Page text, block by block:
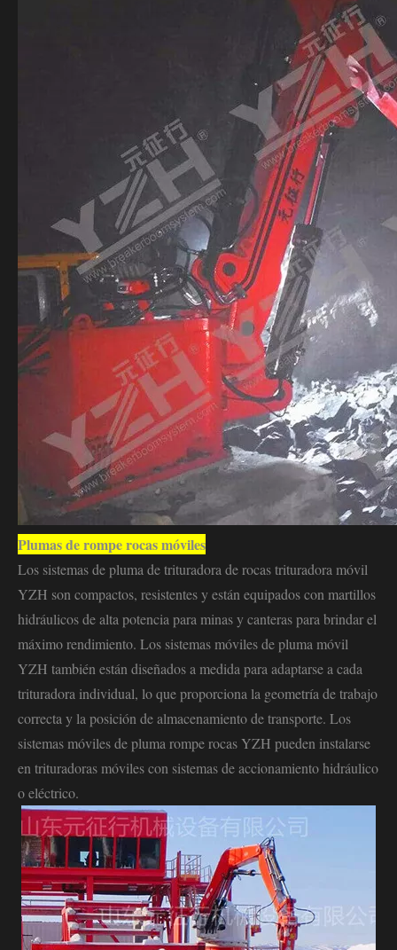
Plumas de rompe rocas móviles
Los sistemas de pluma de trituradora de rocas trituradora móvil
YZH son compactos, resistentes y están equipados con martillos
hidráulicos de alta potencia para minas y canteras para brindar el
máximo rendimiento. Los sistemas móviles de pluma móvil
YZH también están diseñados a medida para adaptarse a cada
trituradora individual, lo que proporciona la geometría de trabajo
correcta y la posición de almacenamiento de transporte. Los
sistemas móviles de pluma rompe rocas YZH pueden instalarse
en trituradoras móviles con sistemas de accionamiento hidráulico
o eléctrico.